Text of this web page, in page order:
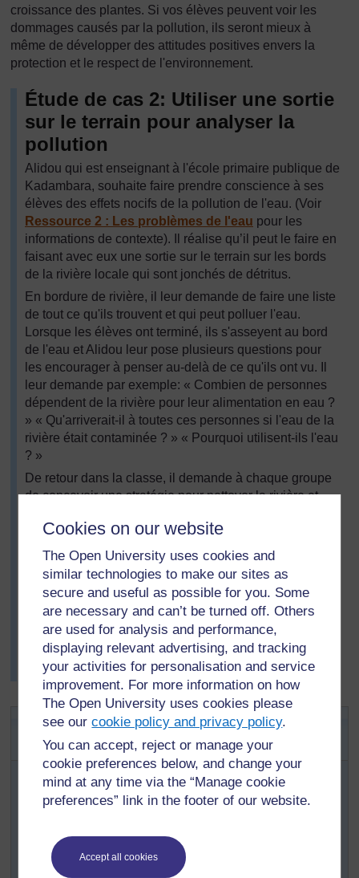
Cookies on our website
The Open University uses cookies and
similar technologies to make our sites as
secure and useful as possible for you. Some
are necessary and can’t be turned off. Others
are used for analysis and performance,
displaying relevant advertising, and tracking
your activities for personalisation and service
improvement. For more information on how
The Open University uses cookies please
see ourcookie policy and privacy policy.
You can accept, reject or manage your
cookie preferences below, and change your
mind at any time via the “Manage cookie
preferences” link in the footer of our website.
Accept all cookies
croissance des plantes. Si vos élèves peuvent voir les
dommages causés par la pollution, ils seront mieux à
même de développer des attitudes positives envers la
protection et le respect de l'environnement.
Étude de cas 2: Utiliser une sortie
sur le terrain pour analyser la
pollution
Alidou qui est enseignant à l'école primaire publique de
Kadambara, souhaite faire prendre conscience à ses
élèves des effets nocifs de la pollution de l'eau. (Voir
Ressource 2 : Les problèmes de l'eau pour les
informations de contexte). Il réalise qu’il peut le faire en
faisant avec eux une sortie sur le terrain sur les bords
de la rivière locale qui sont jonchés de détritus.
En bordure de rivière, il leur demande de faire une liste
de tout ce qu'ils trouvent et qui peut polluer l'eau.
Lorsque les élèves ont terminé, ils s'asseyent au bord
de l'eau et Alidou leur pose plusieurs questions pour
les encourager à penser au-delà de ce qu'ils ont vu. Il
leur demande par exemple: « Combien de personnes
dépendent de la rivière pour leur alimentation en eau ?
» « Qu'arriverait-il à toutes ces personnes si l'eau de la
rivière était contaminée ? » « Pourquoi utilisent-ils l'eau
? »
De retour dans la classe, il demande à chaque groupe
de concevoir une stratégie pour nettoyer la rivière et
élèves et les aide, et est émerveillé des plans qu'il voit
naître sous ses yeux. Les enfants évoquent la
possibilité d'impliquer la communauté et l'école pour
combattre la pollution, non seulement dans la rivière
mais aussi dans le village. Alidou sent qu’il a atteint son
but de faire prendre conscience des effets nocifs de la
pollution de l'eau, et est ravi d'avoir encouragé une
attitude responsable dans la communauté chez ses
élèves.
Activité 2: Une expérience sur la
pollution
Pour rafraîchir ou approfondir vos propres
connaissances sur la thématique de l'eau, lisez la
pouvoir mieux aider vos élèves ensuite.
Demandez à vos élèves de mettre l'expérience en